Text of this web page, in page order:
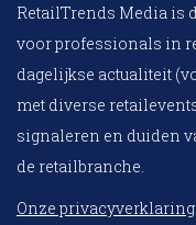
RetailTrends Media is
voor professionals in
dagelijkse actualiteit
met diverse
signaleren en duiden
de retailbranche.
Onze privacyverklaring